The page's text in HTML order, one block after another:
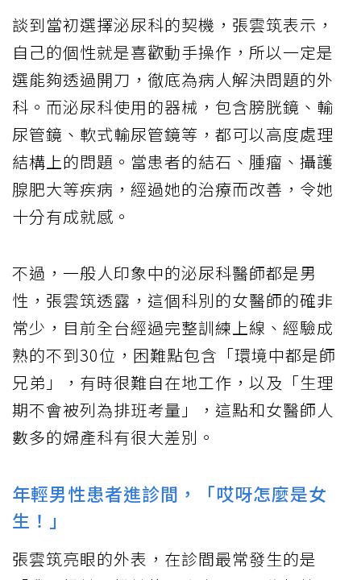
談到當初選擇泌尿科的契機，張雲筑表示，
自己的個性就是喜歡動手操作，所以一定是
選能夠透過開刀，徹底為病人解決問題的外
科。而泌尿科使用的器械，包含膀胱鏡、輸
尿管鏡、軟式輸尿管鏡等，都可以高度處理
結構上的問題。當患者的結石、腫瘤、攝護
腺肥大等疾病，經過她的治療而改善，令她
十分有成就感。
不過，一般人印象中的泌尿科醫師都是男
性，張雲筑透露，這個科別的女醫師的確非
常少，目前全台經過完整訓練上線、經驗成
熟的不到30位，困難點包含「環境中都是師
兄弟」，有時很難自在地工作，以及「生理
期不會被列為排班考量」，這點和女醫師人
數多的婦產科有很大差別。
年輕男性患者進診間，「哎呀怎麼是女
生！」
張雲筑亮眼的外表，在診間最常發生的是